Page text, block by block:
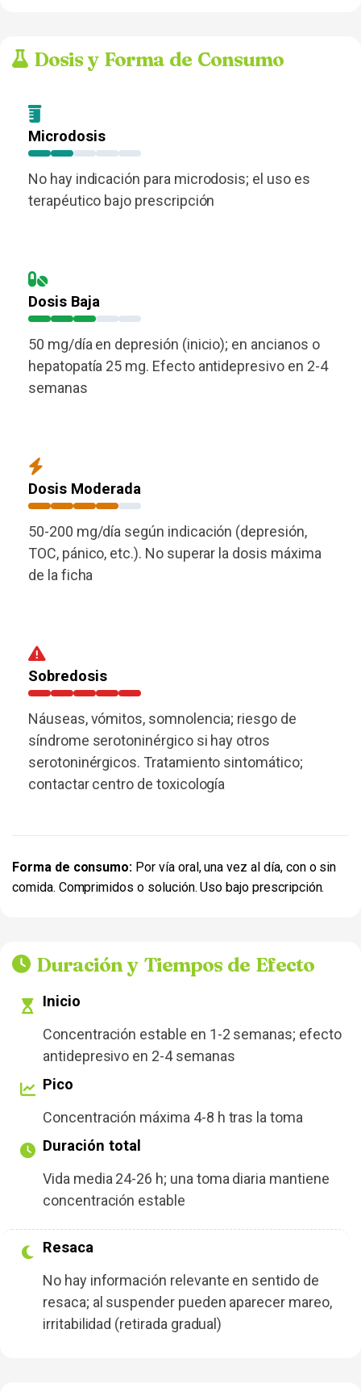
Dosis y Forma de Consumo
Microdosis
No hay indicación para microdosis; el uso es
terapéutico bajo prescripción
Dosis Baja
50 mg/día en depresión (inicio); en ancianos o
hepatopatía 25 mg. Efecto antidepresivo en 2-4
semanas
Dosis Moderada
50-200 mg/día según indicación (depresión,
TOC, pánico, etc.). No superar la dosis máxima
de la ficha
Sobredosis
Náuseas, vómitos, somnolencia; riesgo de
síndrome serotoninérgico si hay otros
serotoninérgicos. Tratamiento sintomático;
contactar centro de toxicología
Forma de consumo: Por vía oral, una vez al día, con o sin
comida. Comprimidos o solución. Uso bajo prescripción.
Duración y Tiempos de Efecto
Inicio
Concentración estable en 1-2 semanas; efecto
antidepresivo en 2-4 semanas
Pico
Concentración máxima 4-8 h tras la toma
Duración total
Vida media 24-26 h; una toma diaria mantiene
concentración estable
Resaca
No hay información relevante en sentido de
resaca; al suspender pueden aparecer mareo,
irritabilidad (retirada gradual)